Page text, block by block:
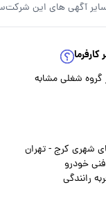
آگهی های این شرکت
شهری کرج - تهران
خودرو